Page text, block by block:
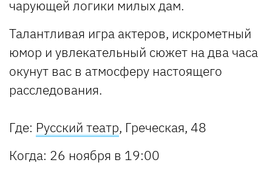
чарующей логики милых дам.
Талантливая игра актеров, искрометный
юмор и увлекательный сюжет на два часа
окунут вас в атмосферу настоящего
расследования.
Где: Русский театр, Греческая, 48
Когда: 26 ноября в 19:00